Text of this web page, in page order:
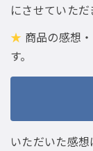
にさせていただ
★ 商品の感想
す。
いただいた感